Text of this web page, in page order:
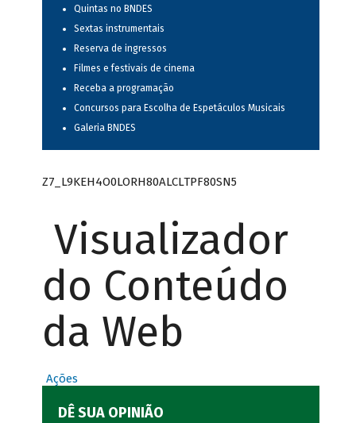
Quintas no BNDES
Sextas instrumentais
Reserva de ingressos
Filmes e festivais de cinema
Receba a programação
Concursos para Escolha de Espetáculos Musicais
Galeria BNDES
Z7_L9KEH4O0LORH80ALCLTPF80SN5
Visualizador
do Conteúdo
da Web
Ações
DÊ SUA OPINIÃO